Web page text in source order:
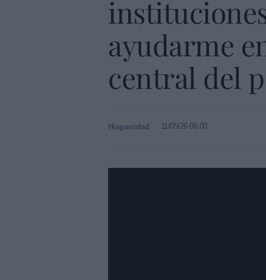
ayudarme
central del
Hispanidad 11/05/26 06:00